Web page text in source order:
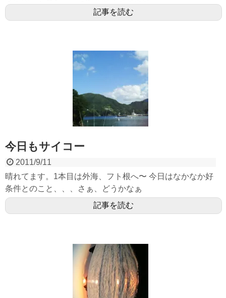
記事を読む
今日もサイコー
2011/9/11
晴れてます。1本目は外海、フト根へ〜 今日はなかなか好
条件とのこと、、、さぁ、どうかなぁ
記事を読む